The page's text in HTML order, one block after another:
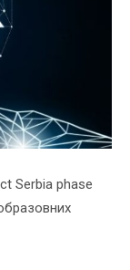
Serbia phase